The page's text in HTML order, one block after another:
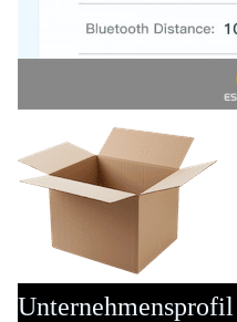
Unternehmensprofil